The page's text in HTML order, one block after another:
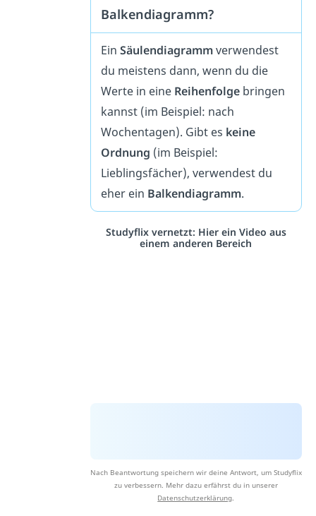
Balkendiagramm?
Ein Säulendiagrammverwendest
du meistens dann, wenn du die
Werte in eine Reihenfolgebringen
kannst (im Beispiel: nach
Wochentagen). Gibt es keine
Ordnung (im Beispiel:
Lieblingsfächer), verwendest du
eher ein Balkendiagramm.
Studyflix vernetzt: Hier ein Video aus
einem anderen Bereich
Nach Beantwortung speichern wir deine Antwort, um Studyflix
zu verbessern. Mehr dazu erfährst du in unserer
Datenschutzerklärung.